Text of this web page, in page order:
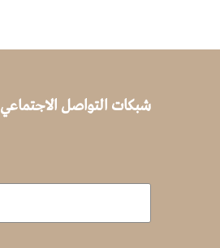
شبكات التواصل الاجتماعي